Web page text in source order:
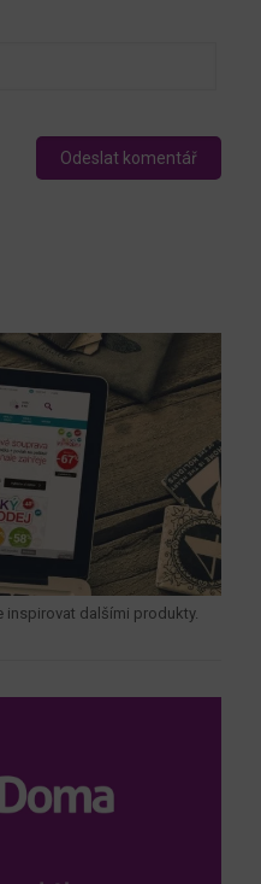
inspirovat dalšími produkty.